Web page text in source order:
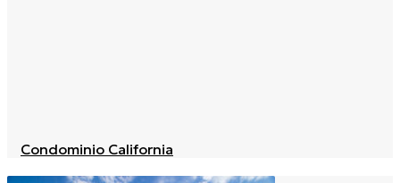
Condominio California